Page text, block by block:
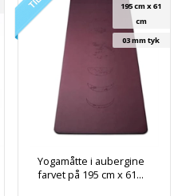
Yogamåtte i aubergine
farvet på 195 cm x 61...
195 cm x 61
cm
03 mm tyk